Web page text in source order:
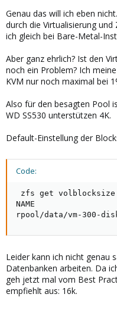
Genau das will ich eben
durch die Virtualisierung und
ich gleich bei Bare-Metal-
Aber ganz ehrlich? Ist den
noch ein Problem? Ich
KVM nur noch maximal bei
Also für den besagten Pool
WD SS530 unterstützen 4K.
Default-Einstellung der
Code:
zfs get volblocksize
NAME
rpool/data/vm-300-
Leider kann ich nicht genau
Datenbanken arbeiten. Da
geh jetzt mal vom Best
empfiehlt aus: 16k.